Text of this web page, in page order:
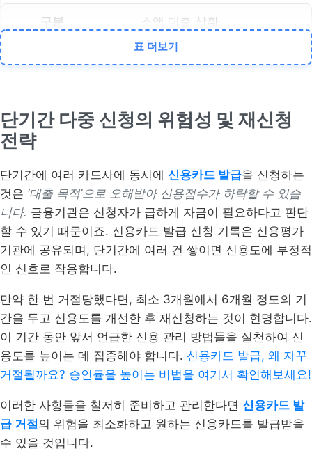
소액 대출 상환
공과금 자동이체
표 더보기
단기간 다중 신청의 위험성 및 재신청
전략
단기간에 여러 카드사에 동시에 신용카드 발급을 신청하는
것은 ‘대출 목적’으로 오해받아 신용점수가 하락할 수 있습
니다. 금융기관은 신청자가 급하게 자금이 필요하다고 판단
할 수 있기 때문이죠. 신용카드 발급 신청 기록은 신용평가
기관에 공유되며, 단기간에 여러 건 쌓이면 신용도에 부정적
인 신호로 작용합니다.
만약 한 번 거절당했다면, 최소 3개월에서 6개월 정도의 기
간을 두고 신용도를 개선한 후 재신청하는 것이 현명합니다.
이 기간 동안 앞서 언급한 신용 관리 방법들을 실천하여 신
용도를 높이는 데 집중해야 합니다. 신용카드 발급, 왜 자꾸
거절될까요? 승인률을 높이는 비법을 여기서 확인해보세요!
이러한 사항들을 철저히 준비하고 관리한다면 신용카드 발
급 거절의 위험을 최소화하고 원하는 신용카드를 발급받을
수 있을 것입니다.